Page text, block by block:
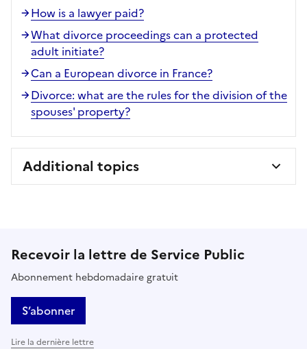
How is a lawyer paid?
What divorce proceedings can a protected
adult initiate?
Can a European divorce in France?
Divorce: what are the rules for the division of the
spouses' property?
Additional topics
Recevoir la lettre de Service Public
Abonnement hebdomadaire gratuit
S’abonner
Lire la dernière lettre